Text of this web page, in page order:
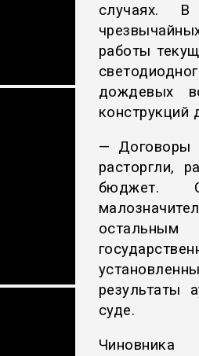
случаях. В
работы
дождевых
конструкций
— Договоры
расторгли,
бюджет.
результаты
суде.